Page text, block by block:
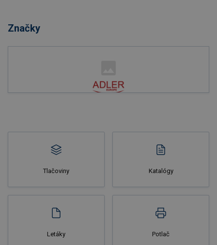
Značky
Tlačoviny Katalógy
Letáky Potlač